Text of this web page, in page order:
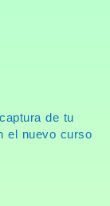
de tu
el nuevo curso